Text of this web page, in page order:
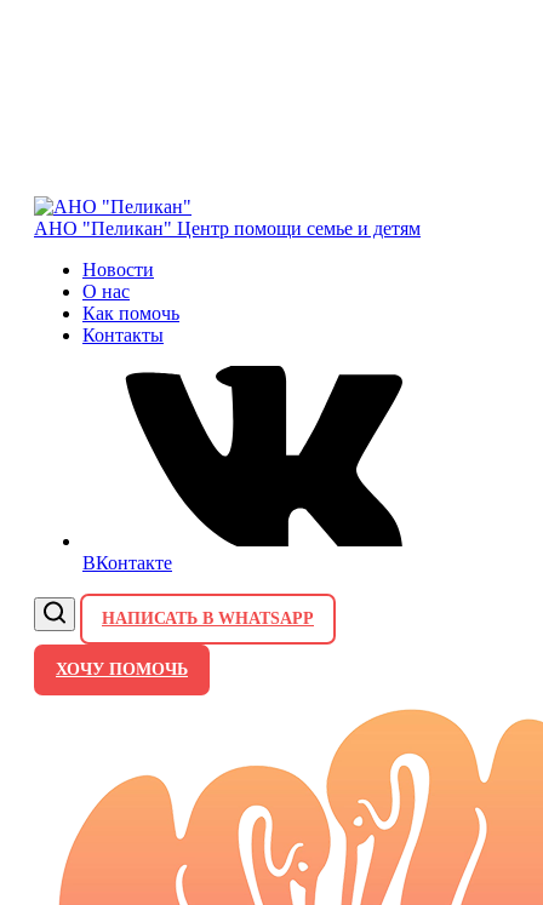
АНО "Пеликан" Центр помощи семье и детям
Новости
О нас
Как помочь
Контакты
ВКонтакте
НАПИСАТЬ В WHATSAPP
ХОЧУ ПОМОЧЬ